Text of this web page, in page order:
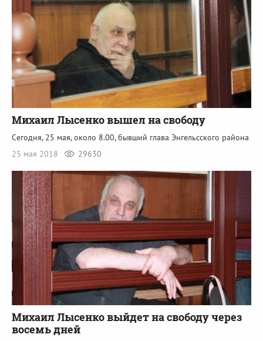
Михаил Лысенко вышел на свободу
Сегодня, 25 мая, около 8.00, бывший глава Энгельсского района
25 мая 2018
29630
Михаил Лысенко выйдет на свободу через
восемь дней